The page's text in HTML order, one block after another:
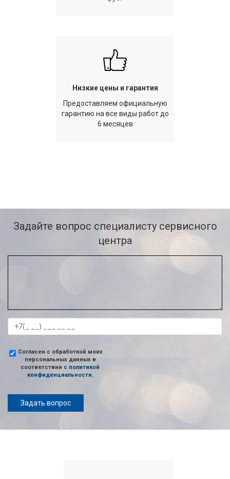
Низкие цены и гарантия
Предоставляем официальную
гарантию на все виды работ до
6 месяцев
Задайте вопрос специалисту сервисного
центра
Согласен с обработкой моих
персональных данных в
соответствии с политикой
конфиденциальности.
Задать вопрос